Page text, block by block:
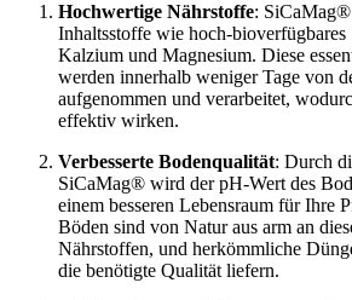
Hochwertige Nährstoffe:
Inhaltsstoffe wie hoch-
Kalzium und Magnesium. Diese
werden innerhalb weniger Tage von
aufgenommen und verarbeitet,
effektiv wirken.
Verbesserte Bodenqualität: Durch
SiCaMag® wird der pH-Wert des
einem besseren Lebensraum für Ihre
Böden sind von Natur aus arm an
Nährstoffen, und herkömmliche
die benötigte Qualität liefern.